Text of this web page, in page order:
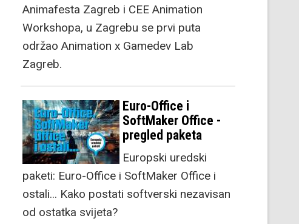
Animafesta Zagreb i CEE Animation
Workshopa, u Zagrebu se prvi puta
održao Animation x Gamedev Lab
Zagreb.
Euro-Office i
SoftMaker Office -
pregled paketa
Europski uredski
paketi: Euro-Office i SoftMaker Office i
ostali... Kako postati softverski nezavisan
od ostatka svijeta?